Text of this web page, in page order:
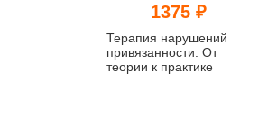
1375 ₽
Терапия нарушений
привязанности: От
теории к практике